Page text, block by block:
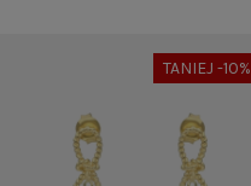
TANIEJ -10%